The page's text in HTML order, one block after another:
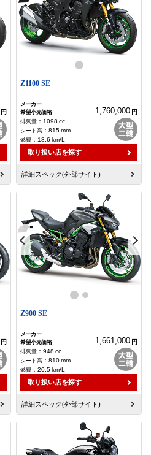
円
Z1100 SE
1,760,000 円
： 1098 cc
： 815mm
： 18.6 km/L
取り扱い店を探す
詳細スペック(外部サイト)
円
Z900 SE
1,661,000 円
： 948 cc
： 810mm
： 20.5km/L
取り扱い店を探す
詳細スペック(外部サイト)